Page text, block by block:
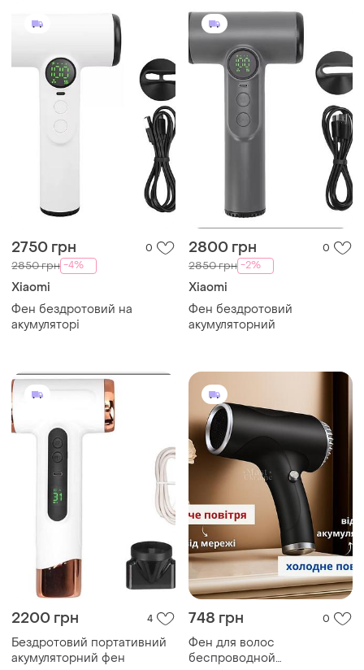
2750 грн 0
2850 грн -4%
Xiaomi
Фен бездротовий на
акумуляторі
2800 грн 0
2850 грн -2%
Xiaomi
Фен бездротовий
акумуляторний
2200 грн 4
Бездротовий портативний
акумуляторний фен
748 грн 0
Фен для волос
беспроводной